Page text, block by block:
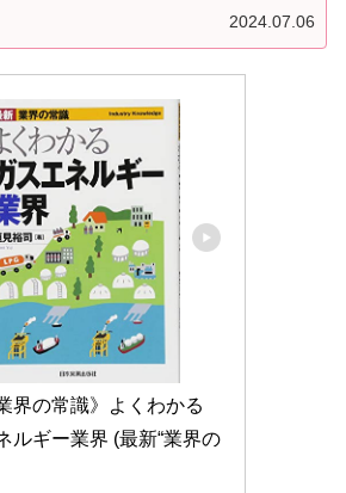
2024.07.06
界の常識》よくわかる
ルギー業界 (最新“業界の